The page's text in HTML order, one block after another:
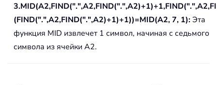
(FIND(".",A2,FIND(".",A2)+1)+1))=MID(A2, 7, 1):Эта
функция MID извлечет 1 символ, начиная с седьмого
символа из ячейки A2.